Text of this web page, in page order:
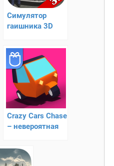
Симулятор
гаишника 3D
Crazy Cars Chase
– невероятная